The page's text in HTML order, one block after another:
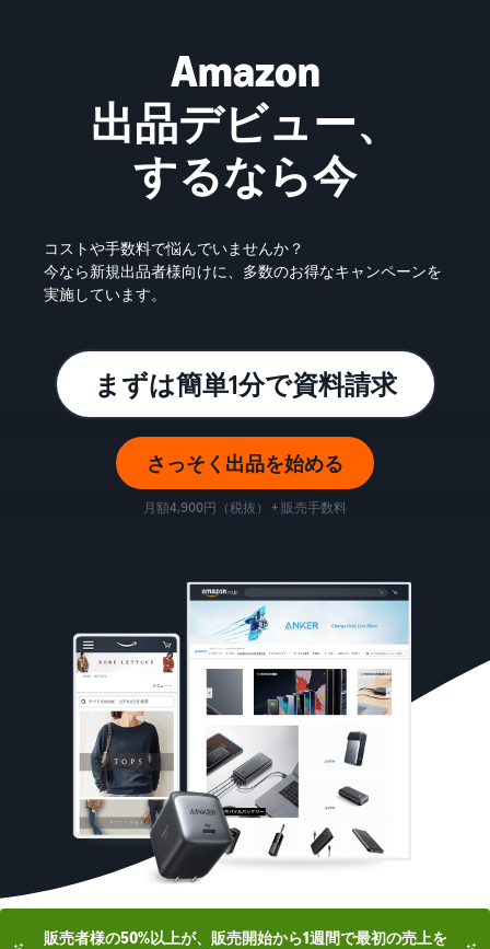
Amazon
出品デビュー、
するなら今
コストや手数料で悩んでいませんか？
今なら新規出品者様向けに、多数のお得なキャンペーンを
実施しています。
まずは簡単1分で資料請求
さっそく出品を始める
月額4,900円（税抜） + 販売手数料
販売者様の50%以上が、販売開始から1週間で最初の売上を